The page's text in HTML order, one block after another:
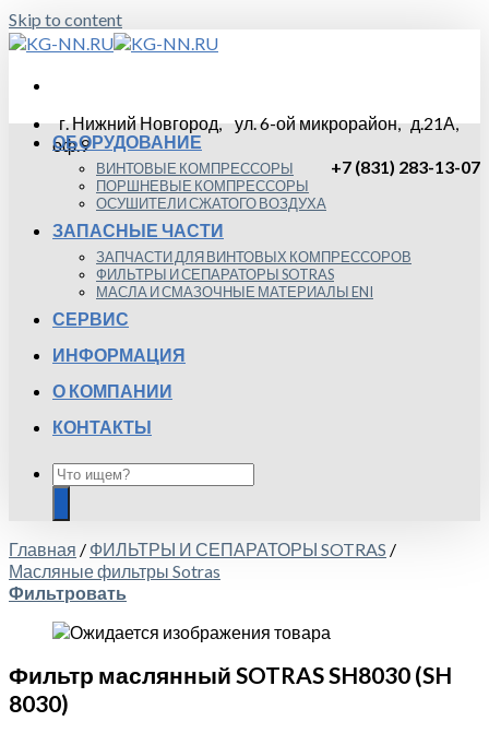
Skip to content
г. Нижний Новгород, ул. 6-ой микрорайон, д.21А,
оф.9
+7 (831) 283-13-07
ОБОРУДОВАНИЕ
ВИНТОВЫЕ КОМПРЕССОРЫ
ПОРШНЕВЫЕ КОМПРЕССОРЫ
ОСУШИТЕЛИ СЖАТОГО ВОЗДУХА
ЗАПАСНЫЕ ЧАСТИ
ЗАПЧАСТИ ДЛЯ ВИНТОВЫХ КОМПРЕССОРОВ
ФИЛЬТРЫ И СЕПАРАТОРЫ SOTRAS
МАСЛА И СМАЗОЧНЫЕ МАТЕРИАЛЫ ENI
СЕРВИС
ИНФОРМАЦИЯ
О КОМПАНИИ
КОНТАКТЫ
Главная / ФИЛЬТРЫ И СЕПАРАТОРЫ SOTRAS /
Масляные фильтры Sotras
Фильтровать
Фильтр маслянный SOTRAS SH8030 (SH
8030)